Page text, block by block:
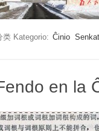
类 Kategorio: Ĉinio
en la